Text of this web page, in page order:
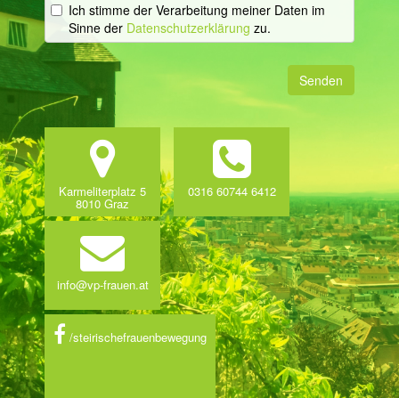
Ich stimme der Verarbeitung meiner Daten im
Sinne der Datenschutzerklärung zu.
Senden
Karmeliterplatz 5
8010 Graz
0316 60744 6412
info@vp-frauen.at
/steirischefrauenbewegung